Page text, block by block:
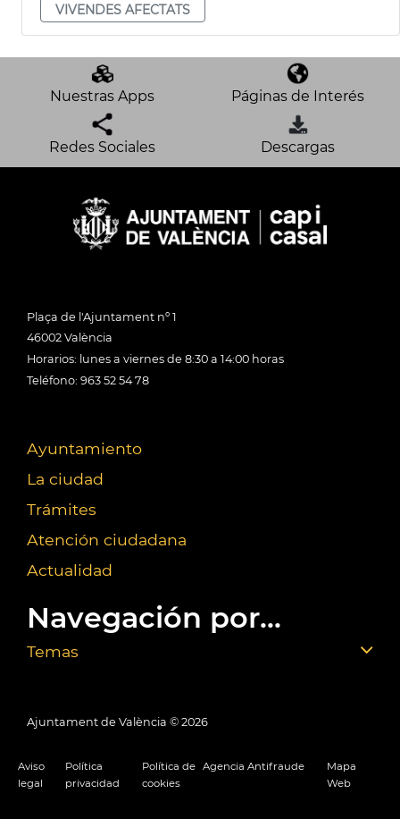
VIVENDES AFECTATS
Nuestras Apps Páginas de Interés
Redes Sociales Descargas
Plaça de l'Ajuntament nº 1
46002 València
Horarios: lunes a viernes de 8:30 a 14:00 horas
Teléfono: 963 52 54 78
Ayuntamiento
La ciudad
Trámites
Atención ciudadana
Actualidad
Navegación por...
Temas
Ajuntament de València © 2026
Aviso
legal
Política
privacidad
Política de
cookies
Agencia Antifraude
Mapa
Web